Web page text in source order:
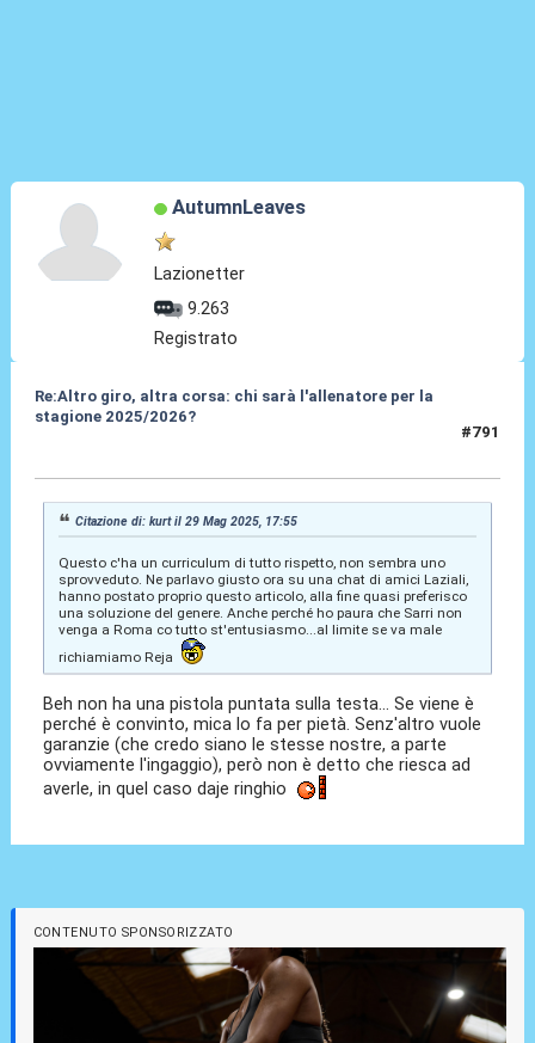
AutumnLeaves
Lazionetter
9.263
Registrato
Re:Altro giro, altra corsa: chi sarà l'allenatore per la
stagione 2025/2026?
#791
Citazione di: kurt il 29 Mag 2025, 17:55
Questo c'ha un curriculum di tutto rispetto, non sembra uno
sprovveduto. Ne parlavo giusto ora su una chat di amici Laziali,
hanno postato proprio questo articolo, alla fine quasi preferisco
una soluzione del genere. Anche perché ho paura che Sarri non
venga a Roma co tutto st'entusiasmo...al limite se va male
richiamiamo Reja
Beh non ha una pistola puntata sulla testa... Se viene è
perché è convinto, mica lo fa per pietà. Senz'altro vuole
garanzie (che credo siano le stesse nostre, a parte
ovviamente l'ingaggio), però non è detto che riesca ad
averle, in quel caso daje ringhio
CONTENUTO SPONSORIZZATO